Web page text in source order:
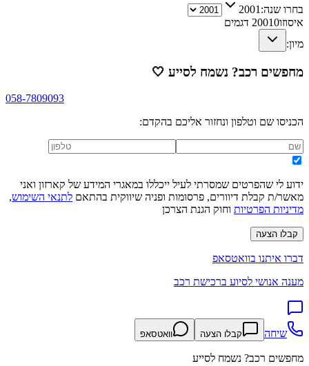
בחרו שנה: 2001
איסוזו
20010
דגמים
מיון:
מחפשים רכב? נשמח לסייע 🤍
058-7809093
הכניסו שם וטלפון ונחזור אליכם בהקדם:
ידוע לי שהפרטים שמסרתי לעיל ייכללו במאגרי המידע של קארזון ואני
מאשר/ת קבלת דיוורים, פרסומות ופניה שיווקית בהתאם לתנאי השימוש,
מדיניות הפרטיות וחוק הגנת הצרכן
קבלו הצעה
דברו איתנו בוואטסאפ
מענה אנושי לסיוע ברכישת רכב
שיחה קבלו הצעה וואטסאפ
מחפשים רכב? נשמח לסייע